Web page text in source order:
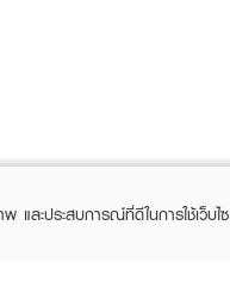
และประสบการณ์ที่ดีในการใช้เ